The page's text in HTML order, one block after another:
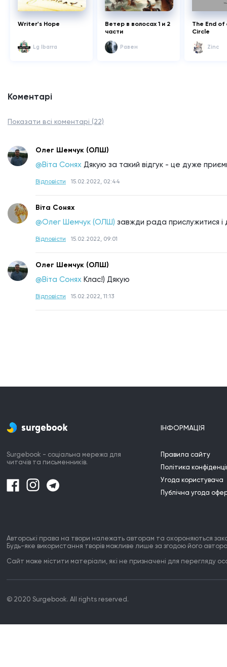
Writer's Hope
Lg Ibarra
Ветер в волосах 1 и 2
части
Равен
The End of
Circle
Zinc
Коментарі
Показати всі коментарі (22)
Олег Шемчук (ОЛШ)
@Віта Сонях Дякую за такий відгук - це дуже
Відповісти 15.02.2022, 02:44
Віта Сонях
@Олег Шемчук (ОЛШ) завжди рада прислужитися і
Відповісти 15.02.2022, 09:01
Олег Шемчук (ОЛШ)
@Віта Сонях Клас!) Дякую
Відповісти 15.02.2022, 11:13
Surgebook - соціальна мережа для
читачів та письменників.
ІНФОРМАЦІЯ
Правила сайту
Політика
Угода користувача
Публічна угода
Авторські права на твори належать авторам та охороняються
Будь-яке використання творів можливе лише за згодою його
Сайт може містити матеріали, які не призначені для перегляду
© 2020 Surgebook. All rights reserved.